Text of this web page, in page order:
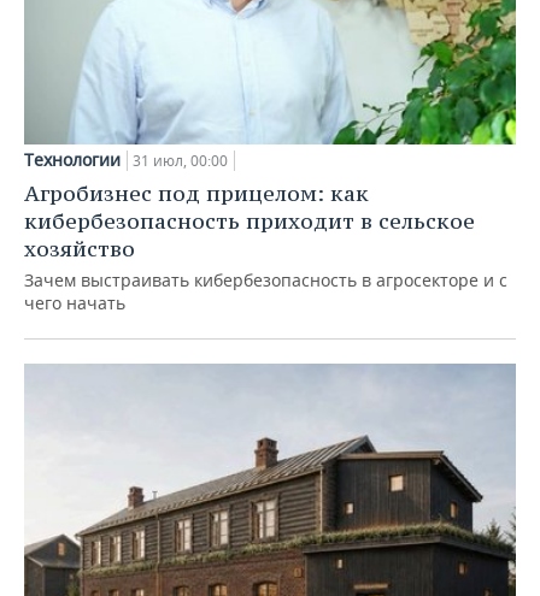
Технологии 31 июл, 00:00
Агробизнес под прицелом: как
кибербезопасность приходит в сельское
хозяйство
Зачем выстраивать кибербезопасность в агросекторе и с
чего начать